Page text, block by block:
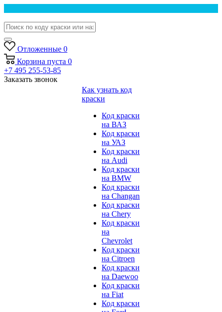
Отложенные 0
Корзина пуста 0
+7 495 255-53-85
Заказать звонок
Как узнать код
краски
Код краски
на ВАЗ
Код краски
на УАЗ
Код краски
на Audi
Код краски
на BMW
Код краски
на Changan
Код краски
на Chery
Код краски
на
Chevrolet
Код краски
на Citroen
Код краски
на Daewoo
Код краски
на Fiat
Код краски